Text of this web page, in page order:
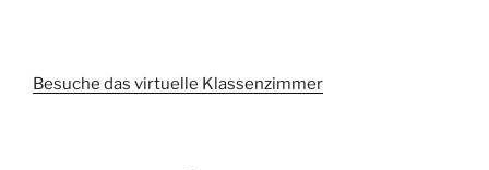
Besuche das virtuelle Klassenzimmer